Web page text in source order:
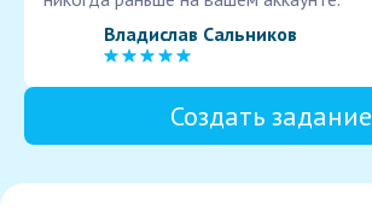
Владислав Сальников
Создать задание